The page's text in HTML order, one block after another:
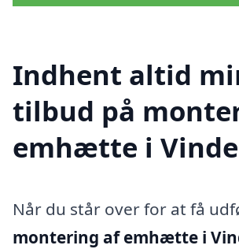
Indhent altid
tilbud på
emhætte i
Når du står over for at få
montering af emhætte i